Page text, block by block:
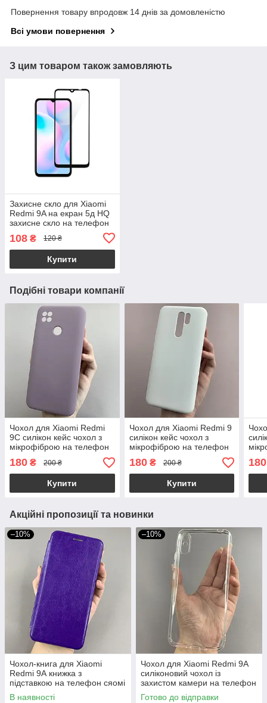
Повернення товару впродовж 14 днів за домовленістю
Всі умови повернення
З цим товаром також замовляють
Захисне скло для Xiaomi
Redmi 9A на екран 5д HQ
захисне скло на телефон
сяомі редмі 9а чорне HQG
108 ₴ 120 ₴
Купити
Подібні товари компанії
Чохол для Xiaomi Redmi
9С силікон кейс чохол з
мікрофіброю на телефон
сяомі редмі 9с чорничний
r4e
180 ₴ 200 ₴
Купити
Чохол для Xiaomi Redmi 9
силікон кейс чохол з
мікрофіброю на телефон
сяомі редмі 9 білий r4e
180₴ 200 ₴
Купити
180
Акційні пропозиції та новинки
–10%
Чохол-книга для Xiaomi
Redmi 9А книжка з
підставкою на телефон сяомі
редмі 9а фіолетова stn
В наявності
–10%
Чохол для Xiaomi Redmi 9A
силіконовий чохол із
захистом камери на телефон
сяомі редмі 9а прозорий hlg
Готово до відправки